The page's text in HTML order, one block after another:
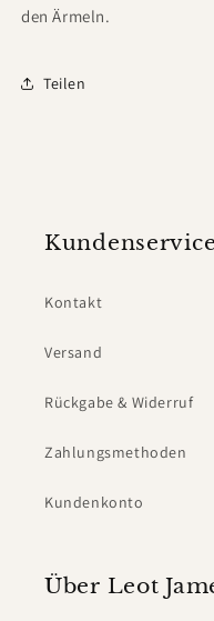
den Ärmeln.
Teilen
Kundenservice
Kontakt
Versand
Rückgabe & Widerruf
Zahlungsmethoden
Kundenkonto
Über Leot